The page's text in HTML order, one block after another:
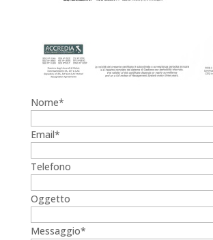
Nome*
Email*
Telefono
Oggetto
Messaggio*